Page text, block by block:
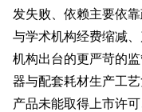
发失败、依赖主要依
与学术机构经费缩减
机构出台的更严苛的
器与配套耗材生产工
产品未能取得上市许